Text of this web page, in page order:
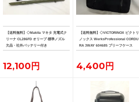
【送料無料】◇Makita マキタ 充電式ク
リーナ CL286FD オリーブ 標準ノズル
欠品・社外バッテリー付き
12,100円
【送料無料】◇VICTORINOX ビクトリ
ノックス WerksProfessional CORDU
RA 3WAY 604685 ブリーフケース
4,400円